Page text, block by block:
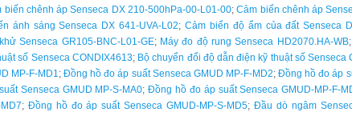
biến chênh áp Senseca DX 210-500hPa-00-L01-00;Cảm biến chênh áp
ánh sáng Senseca DX 641-UVA-L02; Cảm biến độ ẩm của đất Senseca
Senseca GR105-BNC-L01-GE; Máy đo độ rung Senseca HD2070.HA-WB;
số Senseca CONDIX4613; Bộ chuyển đổi độ dẫn điện kỹ thuật số Senseca
MP-F-MD1; Đồng hồ đo áp suất Senseca GMUD MP-F-MD2;Đồng hồ đo áp
Senseca GMUD MP-S-MA0;Đồng hồ đo áp suất Senseca GMUD-MP-F-
; Đồng hồ đo áp suất Senseca GMUD-MP-S-MD5;Đầu dò ngâm